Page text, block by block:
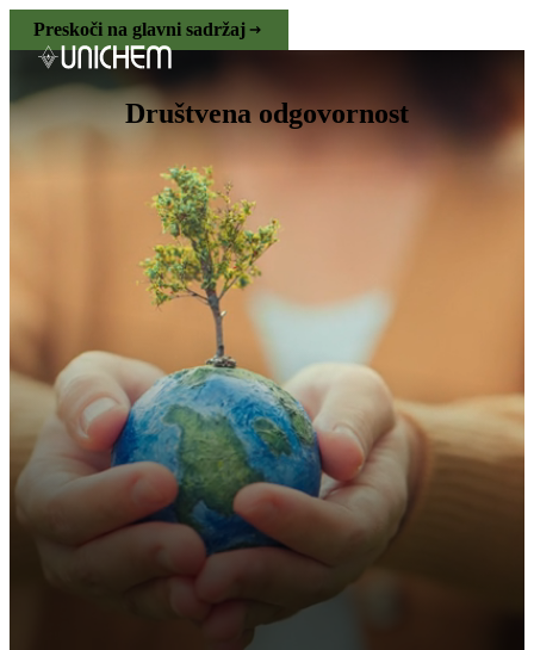
Preskoči na glavni sadržaj
Društvena odgovornost